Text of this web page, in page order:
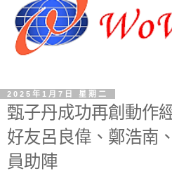
2025年1月7日 星期二
甄子丹成功再創動作
好友呂良偉、鄭浩南
員助陣